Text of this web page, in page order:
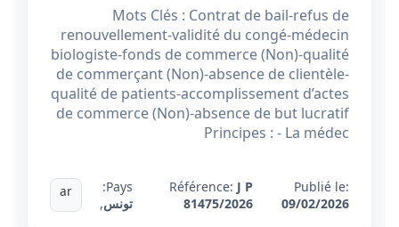
Mots Clés : Contrat de bail-refus de
renouvellement-validité du congé-médecin
biologiste-fonds de commerce (Non)-qualité
de commerçant (Non)-absence de clientèle-
qualité de patients-accomplissement d’actes
de commerce (Non)-absence de but lucratif
Principes : - La médec
Publié le:
09/02/2026
Référence: J P
81475/2026
Pays:
تونس,
ar